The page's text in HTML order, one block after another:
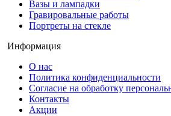
Вазы и лампадки
Гравировальные работы
Портреты на стекле
Информация
О нас
Политика конфиденциальности
Согласие на обработку
Контакты
Акции